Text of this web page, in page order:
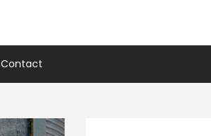
Contact